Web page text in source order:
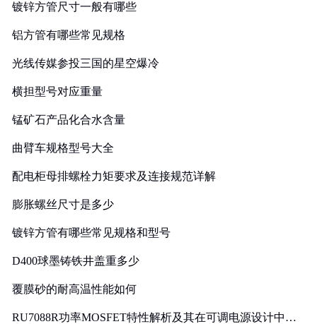
镀锌方管尺寸一般有哪些
铝方管有哪些常见规格
光线传媒参投三国的星空爆冷
横担型号对应重量
锰矿石产品化合水含量
曲臂车规格型号大全
配电柜母排螺栓力矩要求及连接规范详解
膨胀螺丝尺寸是多少
镀锌方管有哪些常见规格和型号
D400球墨铸铁井盖重多少
覆膜砂的耐高温性能如何
RU7088R功率MOSFET特性解析及其在可调电源设计中的